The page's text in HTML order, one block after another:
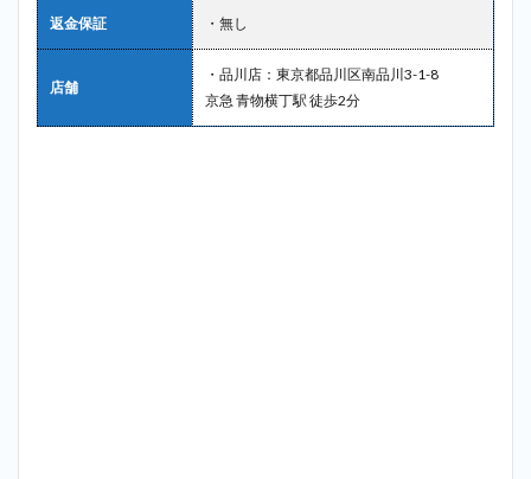
返金保証 ・無し
店舗
・品川店：東京都品川区南品川3-1-8
京急 青物横丁駅 徒歩2分